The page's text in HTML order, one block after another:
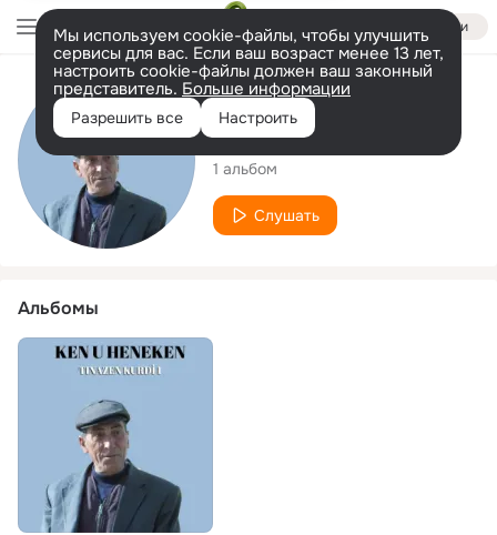
Войти
Мы используем cookie-файлы, чтобы улучшить
сервисы для вас. Если ваш возраст менее 13 лет,
настроить cookie-файлы должен ваш законный
представитель. Больше информации
Разрешить все Настроить
Исполнитель
Ken u Heneken
1 альбом
Слушать
Альбомы